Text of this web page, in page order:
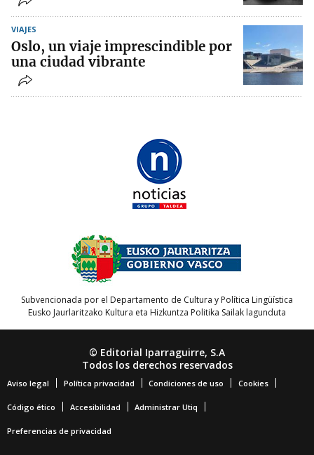
VIAJES
Oslo, un viaje imprescindible por
una ciudad vibrante
Subvencionada por el Departamento de Cultura y Política Lingüística
Eusko Jaurlaritzako Kultura eta Hizkuntza Politika Sailak lagunduta
© Editorial Iparraguirre, S.A
Todos los derechos reservados
Aviso legal Política privacidad Condiciones de uso Cookies
Código ético Accesibilidad Administrar Utiq
Preferencias de privacidad